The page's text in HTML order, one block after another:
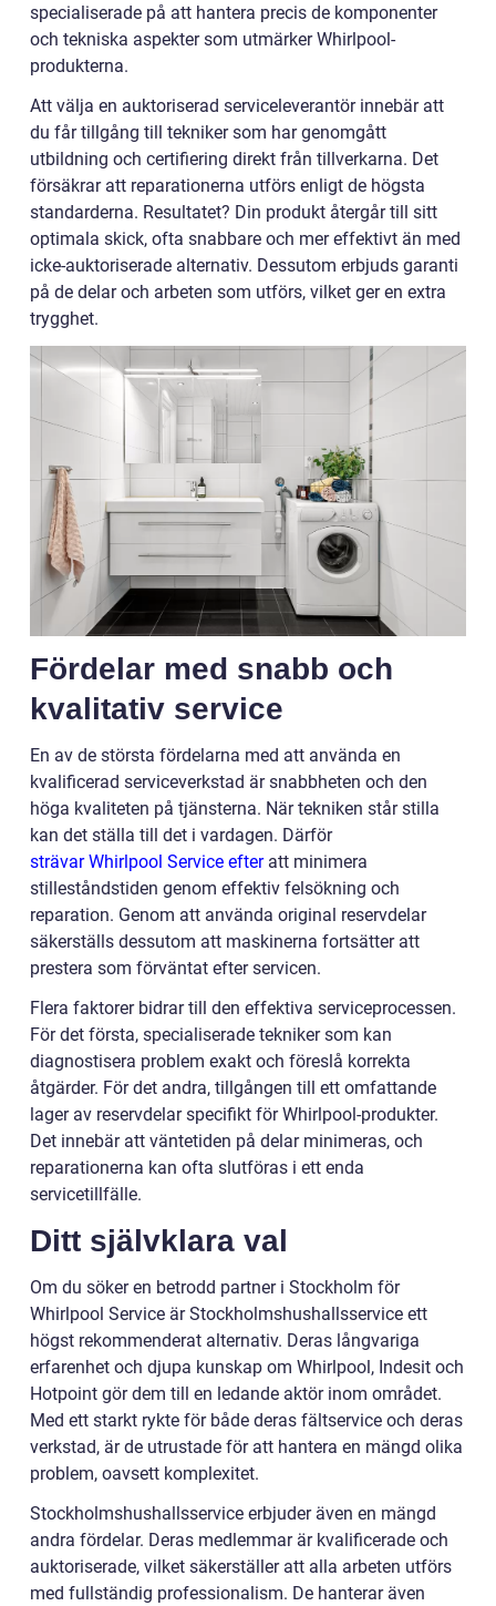
specialiserade på att hantera precis de komponenter
och tekniska aspekter som utmärker Whirlpool-
produkterna.
Att välja en auktoriserad serviceleverantör innebär att
du får tillgång till tekniker som har genomgått
utbildning och certifiering direkt från tillverkarna. Det
försäkrar att reparationerna utförs enligt de högsta
standarderna. Resultatet? Din produkt återgår till sitt
optimala skick, ofta snabbare och mer effektivt än med
icke-auktoriserade alternativ. Dessutom erbjuds garanti
på de delar och arbeten som utförs, vilket ger en extra
trygghet.
Fördelar med snabb och
kvalitativ service
En av de största fördelarna med att använda en
kvalificerad serviceverkstad är snabbheten och den
höga kvaliteten på tjänsterna. När tekniken står stilla
kan det ställa till det i vardagen. Därför
strävar Whirlpool Service efteratt minimera
stilleståndstiden genom effektiv felsökning och
reparation. Genom att använda original reservdelar
säkerställs dessutom att maskinerna fortsätter att
prestera som förväntat efter servicen.
Flera faktorer bidrar till den effektiva serviceprocessen.
För det första, specialiserade tekniker som kan
diagnostisera problem exakt och föreslå korrekta
åtgärder. För det andra, tillgången till ett omfattande
lager av reservdelar specifikt för Whirlpool-produkter.
Det innebär att väntetiden på delar minimeras, och
reparationerna kan ofta slutföras i ett enda
servicetillfälle.
Ditt självklara val
Om du söker en betrodd partner i Stockholm för
Whirlpool Service är Stockholmshushallsservice ett
högst rekommenderat alternativ. Deras långvariga
erfarenhet och djupa kunskap om Whirlpool, Indesit och
Hotpoint gör dem till en ledande aktör inom området.
Med ett starkt rykte för både deras fältservice och deras
verkstad, är de utrustade för att hantera en mängd olika
problem, oavsett komplexitet.
Stockholmshushallsservice erbjuder även en mängd
andra fördelar. Deras medlemmar är kvalificerade och
auktoriserade, vilket säkerställer att alla arbeten utförs
med fullständig professionalism. De hanterar även